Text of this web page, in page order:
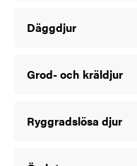
Däggdjur
Grod- och kräldjur
Ryggradslösa djur